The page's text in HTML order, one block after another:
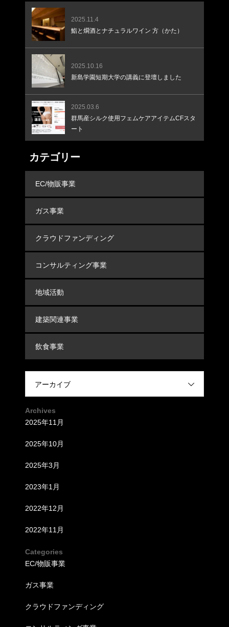
2025.11.4
鮨と燗酒とナチュラルワイン 方（かた）
2025.10.16
新島学園短期大学の講義に登壇しました
2025.03.6
群馬産シルク使用フェムケアアイテムCFスタ
ート
カテゴリー
EC/物販事業
ガス事業
クラウドファンディング
コンサルティング事業
地域活動
建築関連事業
飲食事業
アーカイブ
Archives
2025年11月
2025年10月
2025年3月
2023年1月
2022年12月
2022年11月
Categories
EC/物販事業
ガス事業
クラウドファンディング